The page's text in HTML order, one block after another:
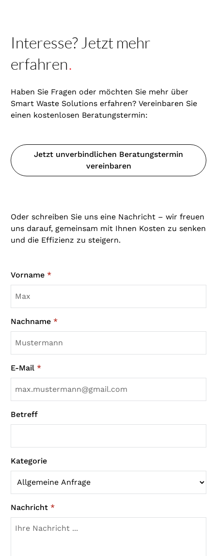
Interesse? Jetzt mehr
erfahren.
Haben Sie Fragen oder möchten Sie mehr über
Smart Waste Solutions erfahren? Vereinbaren Sie
einen kostenlosen Beratungstermin:
Jetzt unverbindlichen Beratungstermin
vereinbaren
Oder schreiben Sie uns eine Nachricht – wir freuen
uns darauf, gemeinsam mit Ihnen Kosten zu senken
und die Effizienz zu steigern.
Vorname *
Nachname *
E-Mail *
Betreff
Kategorie
Nachricht *